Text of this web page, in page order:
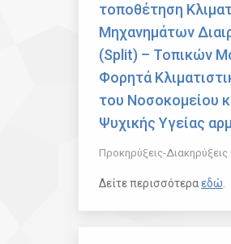
τοποθέτηση
Μηχανημάτων
(Split) – Τοπικών
Φορητά
του Νοσοκομείου
Ψυχικής Υγείας
Προκηρύξεις-Διακηρύξεις
Δείτε περισσότεραεδώ